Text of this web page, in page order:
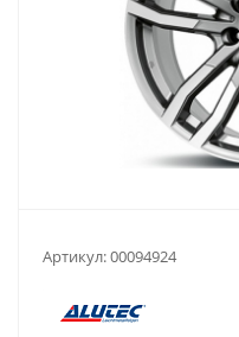
Артикул:00094924